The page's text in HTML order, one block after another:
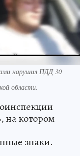
нарушил ПДД 30
области.
на котором
знаки.